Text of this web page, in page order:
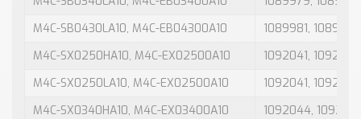
M4C-SB0430LA10, M4C-EB04300A10
1089981, 1089982
M4C-SX0250HA10, M4C-EX02500A10
1092041, 1092040
M4C-SX0250LA10, M4C-EX02500A10
1092041, 1092039
M4C-SX0340HA10, M4C-EX03400A10
1092044,